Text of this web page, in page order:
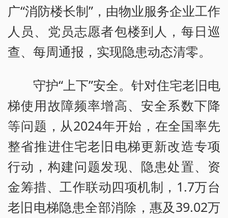
广“消防楼长制”，由物业服务企业工作
人员、党员志愿者包楼到人，每日巡
查、每周通报，实现隐患动态清零。
守护“上下”安全。针对住宅老旧电
梯使用故障频率增高、安全系数下降
等问题，从2024年开始，在全国率先
整省推进住宅老旧电梯更新改造专项
行动，构建问题发现、隐患处置、资
金筹措、工作联动四项机制，1.7万台
老旧电梯隐患全部消除，惠及39.02万